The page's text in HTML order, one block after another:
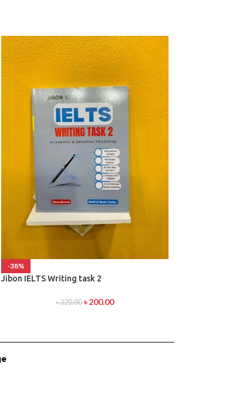
-38%
Jibon IELTS Writing task 2
৳320.00 ৳200.00